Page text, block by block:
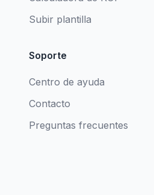
Subir plantilla
Soporte
Centro de ayuda
Contacto
Preguntas frecuentes